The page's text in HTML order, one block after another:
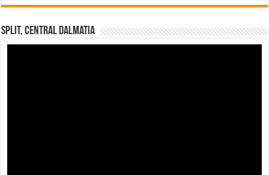
Split, Central Dalmatia